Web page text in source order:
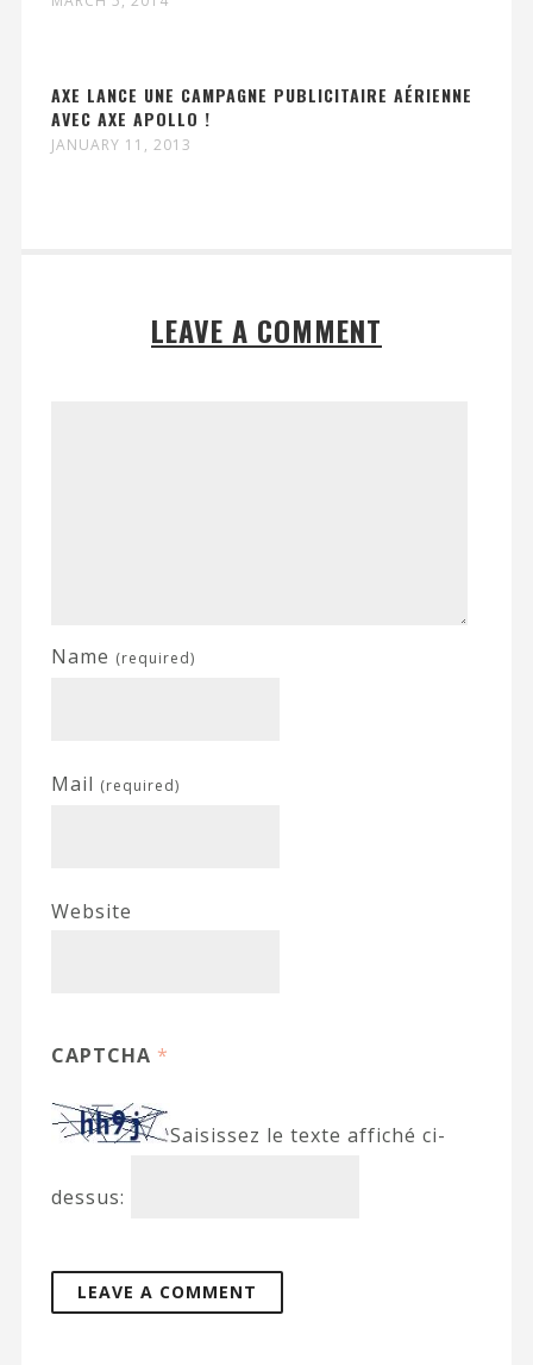
AXE LANCE UNE CAMPAGNE PUBLICITAIRE AÉRIENNE
AVEC AXE APOLLO !
JANUARY 11, 2013
LEAVE A COMMENT
Name (required)
Mail (required)
Website
CAPTCHA *
Saisissez le texte affiché ci-
dessus: